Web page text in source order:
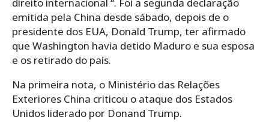
emitida pela China desde sábado, depois de o
presidente dos EUA, Donald Trump, ter afirmado
que Washington havia detido Maduro e sua esposa
e os retirado do país.
Na primeira nota, o Ministério das Relações
Exteriores China criticou o ataque dos Estados
Unidos liderado por Donand Trump.